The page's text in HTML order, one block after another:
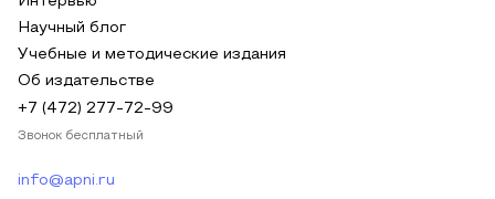
Научный блог
Учебные и методические издания
Об издательстве
+7 (472) 277-72-99
Звонок бесплатный
info@apni.ru